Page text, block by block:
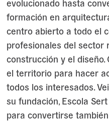
evolucionado hasta
formación en
centro abierto a todo el
profesionales del sector
construcción y el
el territorio para hacer
todos los interesados.
su fundación, Escola
para convertirse